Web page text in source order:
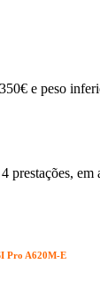
e peso
prestações,
Pro A620M-E